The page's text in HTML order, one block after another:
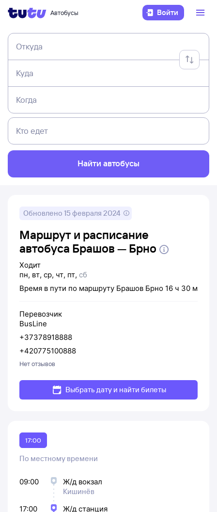
Автобусы Войти
Откуда
Куда
Когда
Кто едет
Найти автобусы
Обновлено 15 февраля 2024
Маршрут и расписание
автобуса Брашов — Брно
Ходит
пн, вт, ср, чт, пт, сб
Время в пути по маршруту Брашов Брно 16 ч 30 м
Перевозчик
BusLine
+37378918888
+420775100888
Нет отзывов
Выбрать дату и найти билеты
17:00
По местному времени
09:00
Ж/д вокзал
Кишинёв
17:00
Ж/д станция